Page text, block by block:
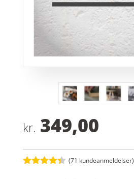
kr. 349,00
(71 kundeanmeldelser)